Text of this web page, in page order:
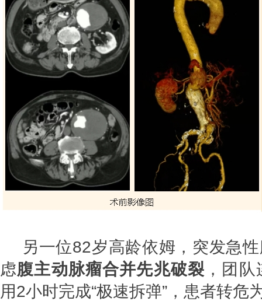
另一位82岁高龄依姆，突发急
虑腹主动脉瘤合并先兆破裂 ，团
用2小时完成“极速拆弹”，患者转危